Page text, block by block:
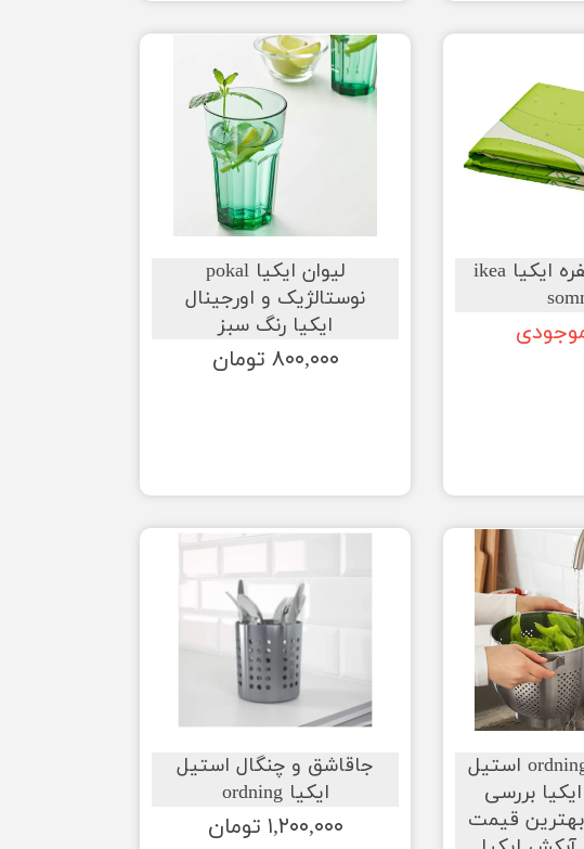
رومیزی و سفره ایکیا ikea
لیوان ایکیا pokal
نوستالژیک و اورجینال
ایکیا رنگ سبز
۸۰۰,۰۰۰ تومان
آبکش ایکیا ordning استیل
بررسی
قیمت
جاقاشق و چنگال استیل
ایکیا ordning
۱,۲۰۰,۰۰۰ تومان